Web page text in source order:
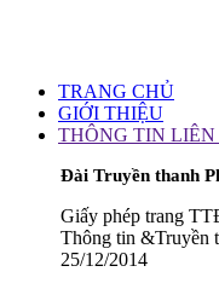
TRANG CHỦ
GIỚI THIỆU
THÔNG TIN LIÊN
Đài Truyền thanh
Giấy phép trang
Thông tin &Truyền
25/12/2014